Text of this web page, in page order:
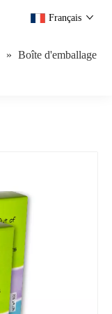
Français
» Boîte d'emballage